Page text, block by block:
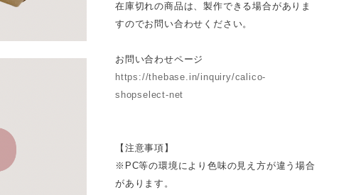
在庫切れの商品は、製作できる場合がありま
すのでお問い合わせください。
お問い合わせページ
https://thebase.in/inquiry/calico-
shopselect-net
【注意事項】
※PC等の環境により色味の見え方が違う場合
があります。